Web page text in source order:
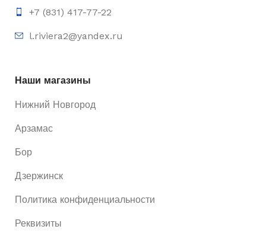
+7 (831) 417-77-22
l.riviera2@yandex.ru
Наши магазины
Нижний Новгород
Арзамас
Бор
Дзержинск
Политика конфиденциальности
Реквизиты